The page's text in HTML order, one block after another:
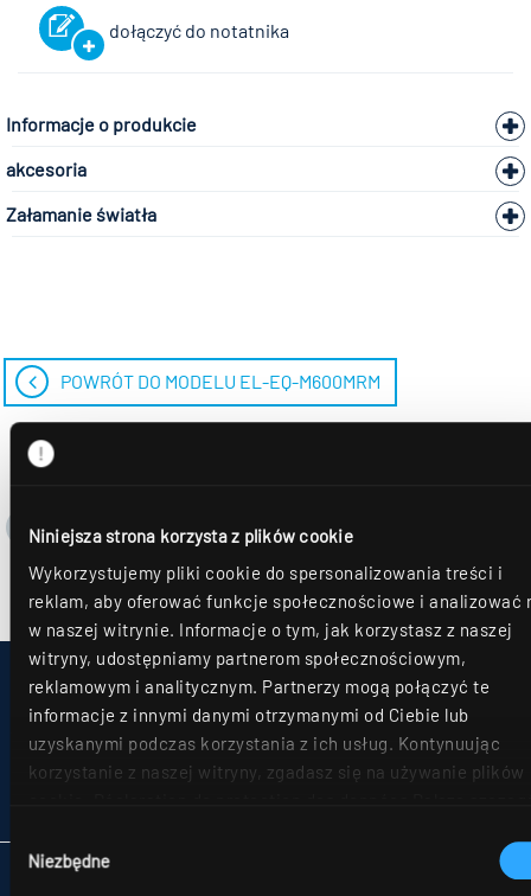
Niniejsza strona korzysta z plików cookie
Wykorzystujemy pliki cookie do spersonalizowania treści i
reklam, aby oferować funkcje społecznościowe i analizować
w naszej witrynie. Informacje o tym, jak korzystasz z naszej
witryny, udostępniamy partnerom społecznościowym,
reklamowym i analitycznym. Partnerzy mogą połączyć te
informacje z innymi danymi otrzymanymi od Ciebie lub
uzyskanymi podczas korzystania z ich usług. Kontynuując
korzystanie z naszej witryny, zgadasz się na używanie plików
Wybór
zgody
Niezbędne
dołączyć do notatnika
Informacje o produkcie
akcesoria
Załamanie światła
POWRÓT DO MODELU EL-EQ-M600MRM
IMPRESSUM
MAPA STRONY
OCHRONA DANYCH
UWAGI DLA KONSUMENTÓW DOTYCZĄCE ROZSTRZYGANIA SPORÓW
OGÓLNE WARUNKU HANDLOWE
RIDI POLSKA SP. Z O.O.